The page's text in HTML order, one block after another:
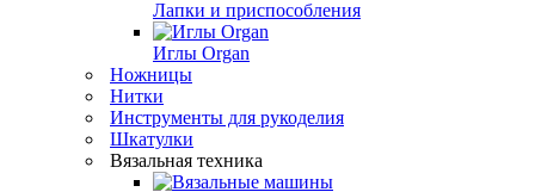
Лапки и приспособления
Иглы Organ
Ножницы
Нитки
Инструменты для рукоделия
Шкатулки
Вязальная техника